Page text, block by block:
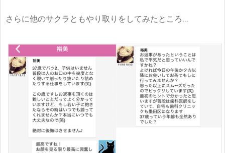
さらに他のサクラともやり取りをしてみたところ…